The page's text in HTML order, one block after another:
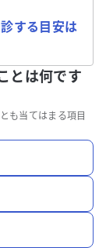
する目安は
とは何です
も当てはまる項目